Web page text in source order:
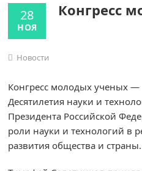
28
НОЯ
Конгресс
Новости
Конгресс молодых ученых
Десятилетия науки и
Президента Российской
роли науки и технологий в
развития общества и страны.